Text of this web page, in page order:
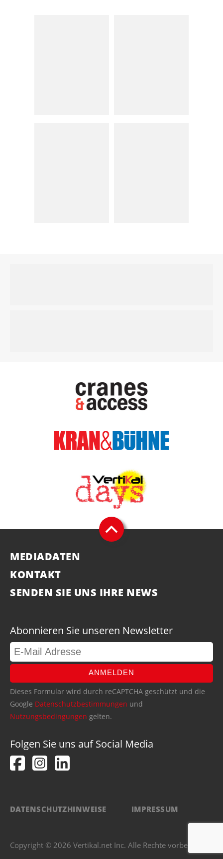
MEDIADATEN
KONTAKT
SENDEN SIE UNS IHRE NEWS
Abonnieren Sie unseren Newsletter
ANMELDEN
Dieses Formular wird durch reCAPTCHA geschützt und die
Google Datenschutzbestimmungen und
Nutzungsbedingungen gelten.
Folgen Sie uns auf Social Media
DATENSCHUTZHINWEISE IMPRESSUM
Copyright © 2026 Vertikal.net Inc. Alle Rechte vorbehalten.